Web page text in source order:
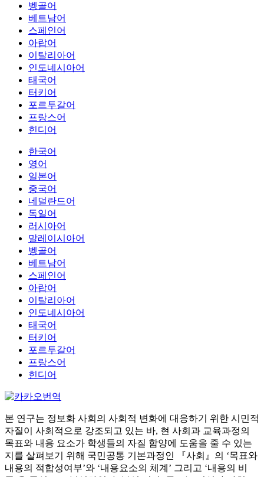
벵골어
베트남어
스페인어
아랍어
이탈리아어
인도네시아어
태국어
터키어
포르투갈어
프랑스어
힌디어
한국어
영어
일본어
중국어
네덜란드어
독일어
러시아어
말레이시아어
벵골어
베트남어
스페인어
아랍어
이탈리아어
인도네시아어
태국어
터키어
포르투갈어
프랑스어
힌디어
본 연구는 정보화 사회의 사회적 변화에 대응하기 위한 시민적
자질이 사회적으로 강조되고 있는 바, 현 사회과 교육과정의
목표와 내용 요소가 학생들의 자질 함양에 도움을 줄 수 있는
지를 살펴보기 위해 국민공통 기본과정인 『사회』의 ‘목표와
내용의 적합성여부’와 ‘내용요소의 체계’ 그리고 ‘내용의 비